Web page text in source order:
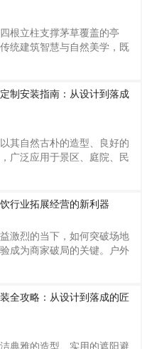
光照角度及家庭成员习惯：
可选择透光率30%-50%的阳
紫外线，又能保持光线柔
设计，则需选择防水等级达
帆布，确保突遇小雨时活动
根立柱支撑茅草覆盖的亭
统建筑智慧与自然美学，既
园林景观到休闲商业，从私
四柱茅草亭以灵活的布局和
为空间营造中的点睛之笔。
其应用价值。一、园林景
意对话在古典园林或现代生
亭常作为“框景”元素，与山
其茅草顶的天然纹理与石
成趣，营造出“虽由人作，宛
制安装指南：从设计到落成
其自然古朴的造型、良好的
广泛应用于景区、庭院、民
选择、安装施工到后期维
草亭的全流程要点。一、定
的平衡场景适配：庭院空
四柱亭，搭配木质桌椅，打
步道：设计跨度6米以上的大
标识，提供休憩与信息指引
过抬高亭基（0.5-1米）与镂
间距遵循“黄金分割”
行业拓展经营的新利器
激烈的当下，如何突破场地
成为商家破局的关键。户外
秘密武器”，为商家创造更多可
应对多元需求传统餐厅常受
期易出现客满等位的情况。
搭建在餐厅外，瞬间将用餐
上百平方米。无论是家庭聚
全攻略：从设计到落成的匠
典雅的造型、实用的遮阳避